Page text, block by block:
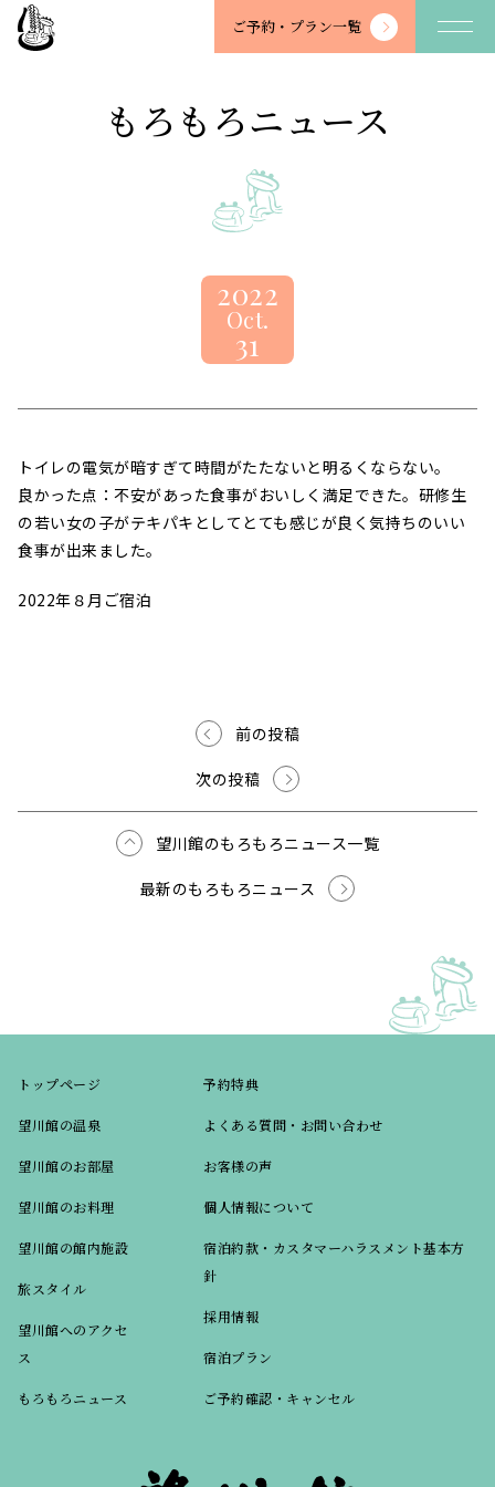
望
川
ご予約・ プラン一覧
もろもろニュース
2022
Oct.
31
トイレの電気が暗すぎて時間がたたないと明るくならない。
良かった点：不安があった食事がおいしく満足できた。研修生
の若い女の子がテキパキとしてとても感じが良く気持ちのいい
食事が出来ました。
2022年８月ご宿泊
前の投稿
次の投稿
望川館のもろもろニュース一覧
最新のもろもろニュース
トップページ
望川館の温泉
望川館のお部屋
望川館のお料理
望川館の館内施設
旅スタイル
望川館へのアクセ
ス
もろもろニュース
予約特典
よくある質問・お問い合わせ
お客様の声
個人情報について
宿泊約款・カスタマーハラスメント基本方
針
採用情報
宿泊プラン
ご予約確認・キャンセル